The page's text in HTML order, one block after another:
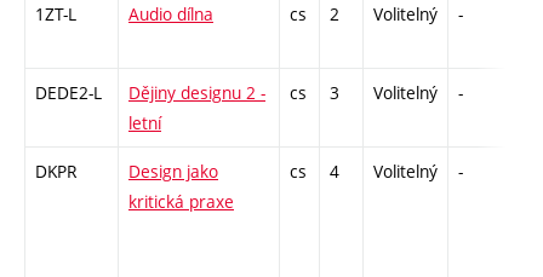
1ZT-L Audio dílna cs 2 Volitelný -
DEDE2-L
Dějiny designu 2 -
letní
cs 3 Volitelný -
DKPR
Design jako
kritická praxe
cs 4 Volitelný -